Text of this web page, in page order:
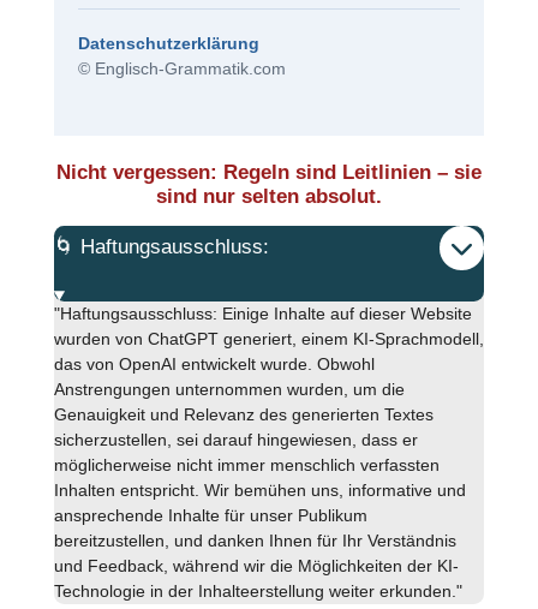
Datenschutzerklärung
© Englisch-Grammatik.com
Nicht vergessen: Regeln sind Leitlinien – sie
sind nur selten absolut.
🌀 Haftungsausschluss:
"Haftungsausschluss: Einige Inhalte auf dieser Website
wurden von ChatGPT generiert, einem KI-Sprachmodell,
das von OpenAI entwickelt wurde. Obwohl
Anstrengungen unternommen wurden, um die
Genauigkeit und Relevanz des generierten Textes
sicherzustellen, sei darauf hingewiesen, dass er
möglicherweise nicht immer menschlich verfassten
Inhalten entspricht. Wir bemühen uns, informative und
ansprechende Inhalte für unser Publikum
bereitzustellen, und danken Ihnen für Ihr Verständnis
und Feedback, während wir die Möglichkeiten der KI-
Technologie in der Inhalteerstellung weiter erkunden."